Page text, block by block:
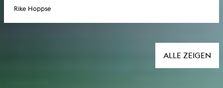
Rike Hoppse
ALLE ZEIGEN